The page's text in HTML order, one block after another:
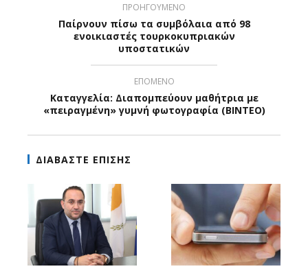
ΠΡΟΗΓΟΥΜΕΝΟ
Παίρνουν πίσω τα συμβόλαια από 98
ενοικιαστές τουρκοκυπριακών
υποστατικών
ΕΠΟΜΕΝΟ
Καταγγελία: Διαπομπεύουν μαθήτρια με
«πειραγμένη» γυμνή φωτογραφία (ΒΙΝΤΕΟ)
ΔΙΑΒΑΣΤΕ ΕΠΙΣΗΣ